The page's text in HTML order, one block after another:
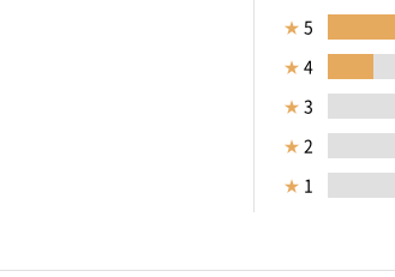
★ 5
★ 4
★ 3
★ 2
★ 1